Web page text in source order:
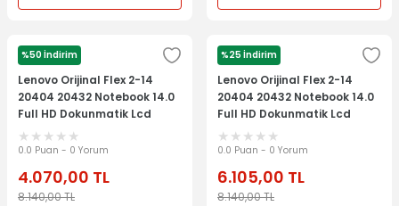
%50 İndirim
LENOVO
Lenovo Orijinal Flex 2-14
20404 20432 Notebook 14.0
Full HD Dokunmatik Lcd
Ekran Panel
0.0 Puan - 0 Yorum
4.070,00 TL
8.140,00TL
%25 İndirim
LENOVO
Lenovo Orijinal Flex 2-14
20404 20432 Notebook 14.0
Full HD Dokunmatik Lcd
Ekran Panel
0.0 Puan - 0 Yorum
6.105,00 TL
8.140,00TL